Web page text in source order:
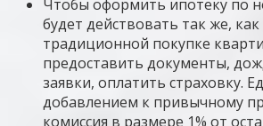
Чтобы оформить ипотеку по
будет действовать так же,
традиционной покупке
предоставить документы,
заявки, оплатить страховку.
добавлением к привычному
комиссия в размере 1% от